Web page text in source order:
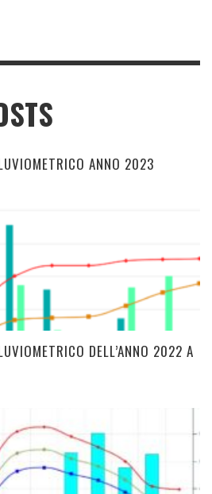
ANNO 2023
DELL’ANNO 2022 A